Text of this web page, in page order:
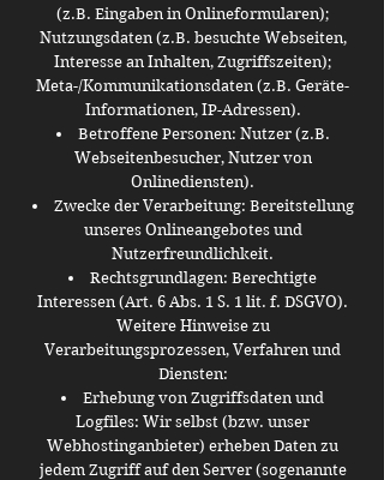
(z.B. Eingaben in Onlineformularen);
Nutzungsdaten (z.B. besuchte Webseiten,
Interesse an Inhalten, Zugriffszeiten);
Meta-/Kommunikationsdaten (z.B. Geräte-
Informationen, IP-Adressen).
Betroffene Personen: Nutzer (z.B.
Webseitenbesucher, Nutzer von
Onlinediensten).
Zwecke der Verarbeitung: Bereitstellung
unseres Onlineangebotes und
Nutzerfreundlichkeit.
Rechtsgrundlagen: Berechtigte
Interessen (Art. 6 Abs. 1 S. 1 lit. f. DSGVO).
Weitere Hinweise zu
Verarbeitungsprozessen, Verfahren und
Diensten:
Erhebung von Zugriffsdaten und
Logfiles: Wir selbst (bzw. unser
Webhostinganbieter) erheben Daten zu
jedem Zugriff auf den Server (sogenannte